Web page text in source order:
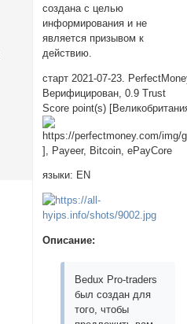
создана с целью
информирования и не
является призывом к
действию.
старт 2021-07-23.
Верифицирован, 0.9 Trust
Score point(s)
], Payeer, Bitcoin, ePayCore
языки: EN
Описание:
Bedux Pro-traders
был создан для
того, чтобы